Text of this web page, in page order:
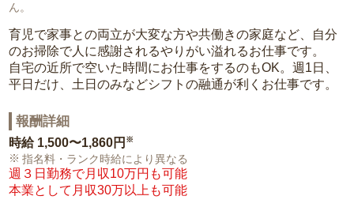
ん。
育児で家事との両立が大変な方や共働きの家庭など、自分
のお掃除で人に感謝されるやりがい溢れるお仕事です。
自宅の近所で空いた時間にお仕事をするのもOK。週1日、
平日だけ、土日のみなどシフトの融通が利くお仕事です。
報酬詳細
時給 1,500〜1,860円 ※
指名料・ランク時給により異なる
週３日勤務で月収10万円も可能
本業として月収30万以上も可能